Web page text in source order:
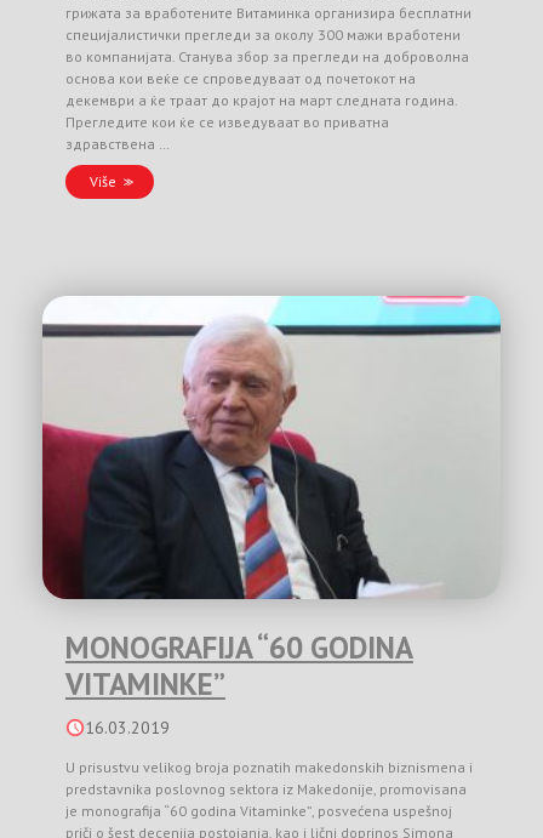
грижата за вработените Витаминка организира бесплатни
специјалистички прегледи за околу 300 мажи вработени
во компанијата. Станува збор за прегледи на доброволна
основа кои веќе се спроведуваат од почетокот на
декември а ќе траат до крајот на март следната година.
Прегледите кои ќе се изведуваат во приватна
здравствена …
Više
MONOGRAFIJA “60 GODINA
VITAMINKE”
16.03.2019
U prisustvu velikog broja poznatih makedonskih biznismena i
predstavnika poslovnog sektora iz Makedonije, promovisana
je monografija “60 godina Vitaminke”, posvećena uspešnoj
priči o šest decenija postojanja, kao i lični doprinos Simona